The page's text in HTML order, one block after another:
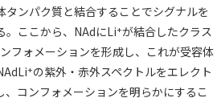
ンパク質と結合することでシグナルを
。ここから、NAdにLi+が結合したクラス
フォメーションを形成し、これが受容体
+の紫外・赤外スペクトルをエレクト
コンフォメーションを明らかにするこ